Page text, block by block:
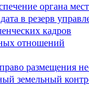
органа
в резерв
кадров
отношений
размещения
земельный